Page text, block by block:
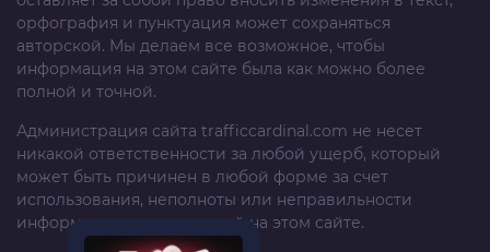
орфография и пунктуация может сохраняться
авторской. Мы делаем все возможное, чтобы
информация на этом сайте была как можно более
полной и точной.
Администрация сайта trafficcardinal.com не несет
никакой ответственности за любой ущерб, который
может быть причинен в любой форме за счет
использования, неполноты или неправильности
информации, размещенной на этом сайте.